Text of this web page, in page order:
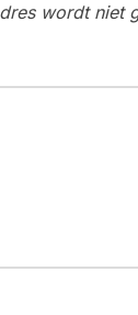
wordt niet